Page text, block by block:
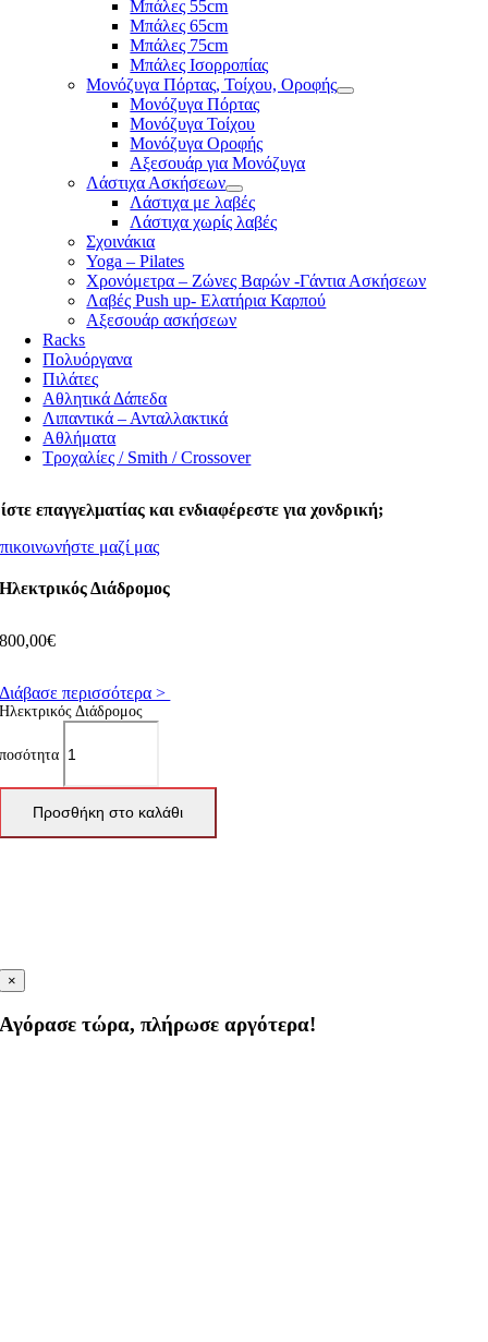
Μπάλες 55cm
Μπάλες 65cm
Μπάλες 75cm
Μπάλες Ισορροπίας
Μονόζυγα Πόρτας, Τοίχου, Οροφής
Μονόζυγα Πόρτας
Μονόζυγα Τοίχου
Μονόζυγα Οροφής
Αξεσουάρ για Μονόζυγα
Λάστιχα Ασκήσεων
Λάστιχα με λαβές
Λάστιχα χωρίς λαβές
Σχοινάκια
Yoga – Pilates
Χρονόμετρα – Ζώνες Βαρών -Γάντια Ασκήσεων
Λαβές Push up- Ελατήρια Καρπού
Αξεσουάρ ασκήσεων
Racks
Πολυόργανα
Πιλάτες
Αθλητικά Δάπεδα
Λιπαντικά – Ανταλλακτικά
Αθλήματα
Τροχαλίες / Smith / Crossover
επαγγελματίας και ενδιαφέρεστε για χονδρική;
μαζί μας
Ηλεκτρικός Διάδρομος
800,00€
Διάβασε περισσότερα >
Ηλεκτρικός Διάδρομος
ποσότητα
Προσθήκη στο καλάθι
×
Αγόρασε τώρα, πλήρωσε αργότερα!